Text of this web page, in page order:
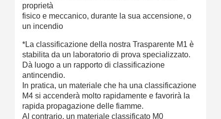
proprietà
fisico e meccanico, durante la sua accensione, o
un incendio
*La classificazione della nostra Trasparente M1 è
stabilita da un laboratorio di prova specializzato.
Dà luogo a un rapporto di classificazione
antincendio.
In pratica, un materiale che ha una classificazione
M4 si accenderà molto rapidamente e favorirà la
rapida propagazione delle fiamme.
Al contrario, un materiale classificato M0